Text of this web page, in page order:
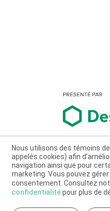
Nous utilisons des témoins
appelés cookies) afin
navigation ainsi que pour
marketing. Vous pouvez
consentement. Consultez
confidentialitépour plus de